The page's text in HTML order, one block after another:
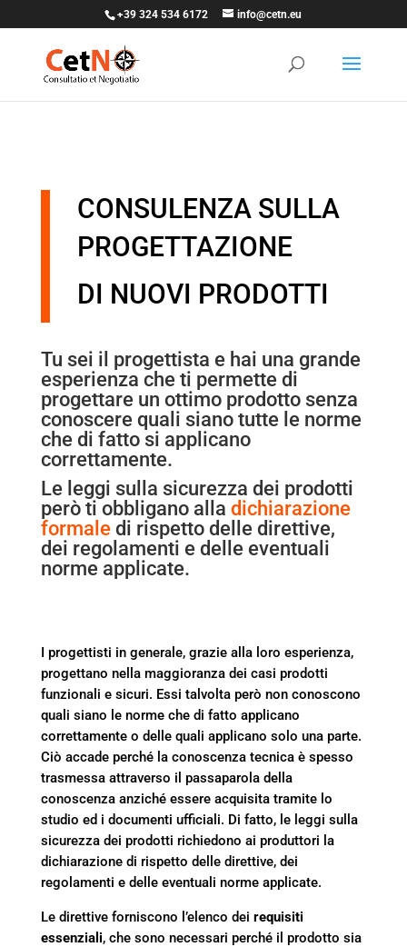
+39 324 534 6172 info@cetn.eu
CONSULENZA SULLA
PROGETTAZIONE
DI NUOVI PRODOTTI
Tu sei il progettista e hai una grande
esperienza che ti permette di
progettare un ottimo prodottosenza
conoscere quali siano tutte le norme
che di fatto si applicano
correttamente.
Le leggi sulla sicurezza dei prodotti
però ti obbligano alla dichiarazione
formaledi rispetto delle direttive,
dei regolamenti e delle eventuali
norme applicate.
I progettisti in generale, grazie alla loro esperienza,
progettano nella maggioranza dei casi prodotti
funzionali e sicuri. Essi talvolta però non conoscono
quali siano le norme che di fatto applicano
correttamente o delle quali applicano solo una parte.
Ciò accade perché la conoscenza tecnica è spesso
trasmessa attraverso il passaparola della
conoscenza anziché essere acquisita tramite lo
studio ed i documenti ufficiali. Di fatto, le leggi sulla
sicurezza dei prodotti richiedono ai produttori la
dichiarazione di rispetto delle direttive, dei
regolamenti e delle eventuali norme applicate.
Le direttive forniscono l’elenco dei requisiti
essenziali, che sono necessari perché il prodotto sia